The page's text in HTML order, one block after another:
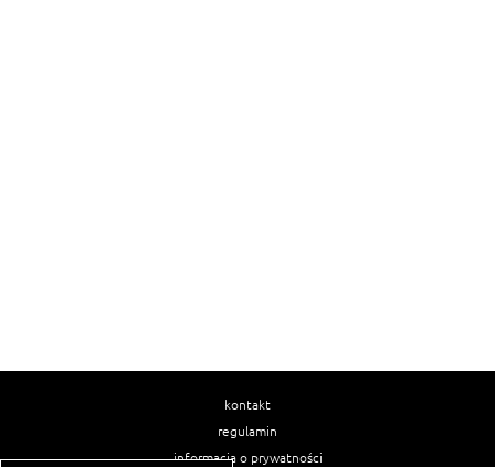
kontakt
regulamin
informacja o prywatności